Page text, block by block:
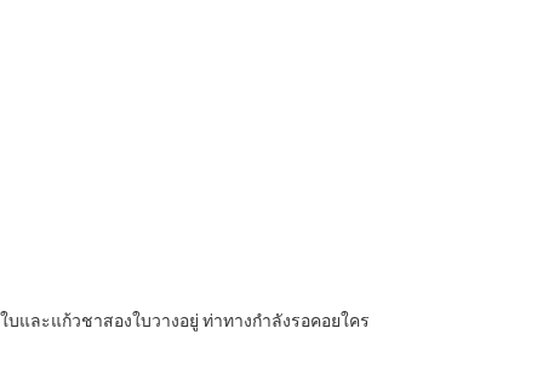
ละแก้วชาสองใบวางอยู่ ท่าทางกำลังรอคอยใคร